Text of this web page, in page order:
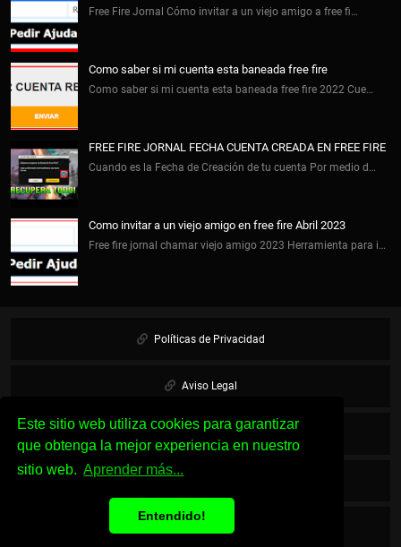
Este sitio web utiliza cookies para garantizar
que obtenga la mejor experiencia en nuestro
sitio web. Aprender más...
Entendido!
Free Fire Jornal Cómo invitar a un viejo amigo a free fi…
Como saber si mi cuenta esta baneada free fire
Como saber si mi cuenta esta baneada free fire 2022 Cue…
FREE FIRE JORNAL FECHA CUENTA CREADA EN FREE FIRE
Cuando es la Fecha de Creación de tu cuenta Por medio d…
Como invitar a un viejo amigo en free fire Abril 2023
Free fire jornal chamar viejo amigo 2023 Herramienta para i…
Políticas de Privacidad
Aviso Legal
Cookies